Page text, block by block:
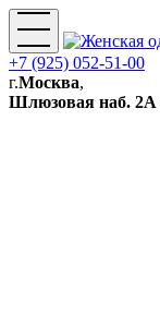
+7 (925) 052-51-00
г.Москва,
Шлюзовая наб. 2А